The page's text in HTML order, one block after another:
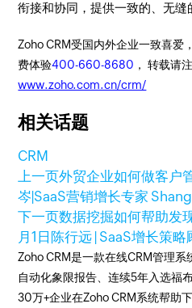
衔接和协同，提供一致的、无缝
Zoho CRM受国内外企业一致喜爱
费体验400-660-8680 ， 转载请
www.zoho.com.cn/crm/
相关话题
CRM
上一页外贸企业如何做客户
岑|SaaS营销增长专家 Shang
下一页数据挖掘如何帮助发
月1日 陈行远 | SaaS增长策略
Zoho CRM是一款在线CRM管理
自动化象限报告、连续5年入选福
30万+企业在Zoho CRM系统帮助